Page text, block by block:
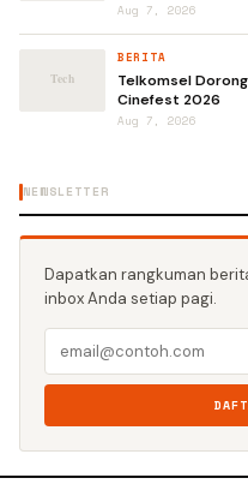
Aug 7, 2026
BERITA
Telkomsel
Cinefest 2026
Aug 7, 2026
NEWSLETTER
Dapatkan rangkuman
inbox Anda setiap pagi.